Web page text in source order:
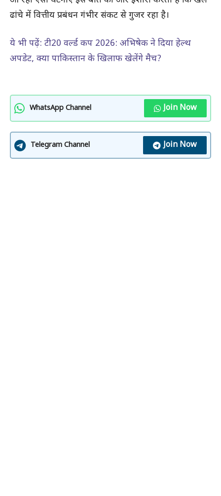
ढांचे में वित्तीय प्रबंधन गंभीर संकट से गुजर रहा है।
ये भी पढ़ें: टी20 वर्ल्ड कप 2026: अभिषेक ने दिया हेल्थ
अपडेट, क्या पाकिस्तान के खिलाफ खेलेंगे मैच?
WhatsApp Channel Join Now
Telegram Channel Join Now